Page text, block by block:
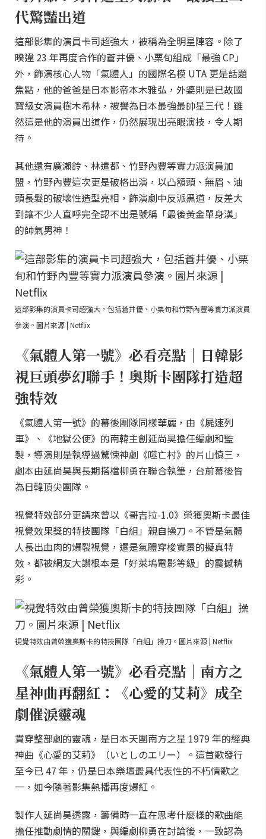
代驚豔出道
這部影集的演員卡司超強大，被稱為全明星陣容。除了
暌違 23 年再度合作的蒼井優、小栗旬組成「最強 CP」
外，飾演核心人物「氣體人」的國際名模 UTA 更是話題
焦點，他的爸爸是日本影帝本木雅弘，外婆則是已故國
寶級女演員樹木希林，被譽為日本最強最帥星三代！雖
然這是他的演員出道作，仍然展現出亮眼演技，令人期
待。
其他還有廣瀨鈴、林遣都、竹野內豐等實力派演員加
盟，竹野內豐這次更是破格出演，以凸額頭、無眉、油
頭長髮的破壞性造型亮相，飾演劇中反派黑道，反差大
到讓不少人直呼完全認不出是號稱「最後黃金單身漢」
的帥氣男神！
這部影集的演員卡司超強大，包括蒼井優、小栗旬和竹野內豐等實力派演員
參演。圖片來源 | Netflix
《氣體人第一號》必看亮點｜日韓影
視巨頭夢幻聯手！奧斯卡團隊打造超
強特效
《氣體人第一號》的幕後團隊同樣華麗，由《屍速列
車》、《地獄公使》的南韓主創延尚昊擔任編劇和監
製，導演則是執導過驚悚神劇《噬亡村》的片山慎三，
劇本由延尚昊與長期搭檔柳勇在聯合執筆，台前幕後皆
為日韓頂尖團隊。
視覺特效部分更請來曾以《哥吉拉-1.0》榮獲奧斯卡最佳
視覺效果獎的特技團隊「白組」親自操刀。不管是氣體
人長出血肉的爆裂視覺，還是氣體穿梭實景的擬真特
效，都被網友大讚根本是「好萊塢電影等級」的震撼精
彩。
視覺特效由曾榮獲奧斯卡的特技團隊「白組」操刀。圖片來源 | Netflix
《氣體人第一號》必看亮點｜南方之
星神曲再翻紅：《心愛的艾莉》成全
劇催淚靈魂
貫穿整部劇的靈魂，是日本天團南方之星 1979 年的經典
神曲《心愛的艾莉》（いとしのエリー）。這首歌發行
至今已 47 年，仍是日本樂壇最具代表性的不朽情歌之
一，如今隨著影集熱播再度爆紅。
製作人延尚昊透露，籌備時一直在思考什麼樣的歌曲能
擔任推動劇情的關鍵，與編劇柳勇在討論後，一致認為